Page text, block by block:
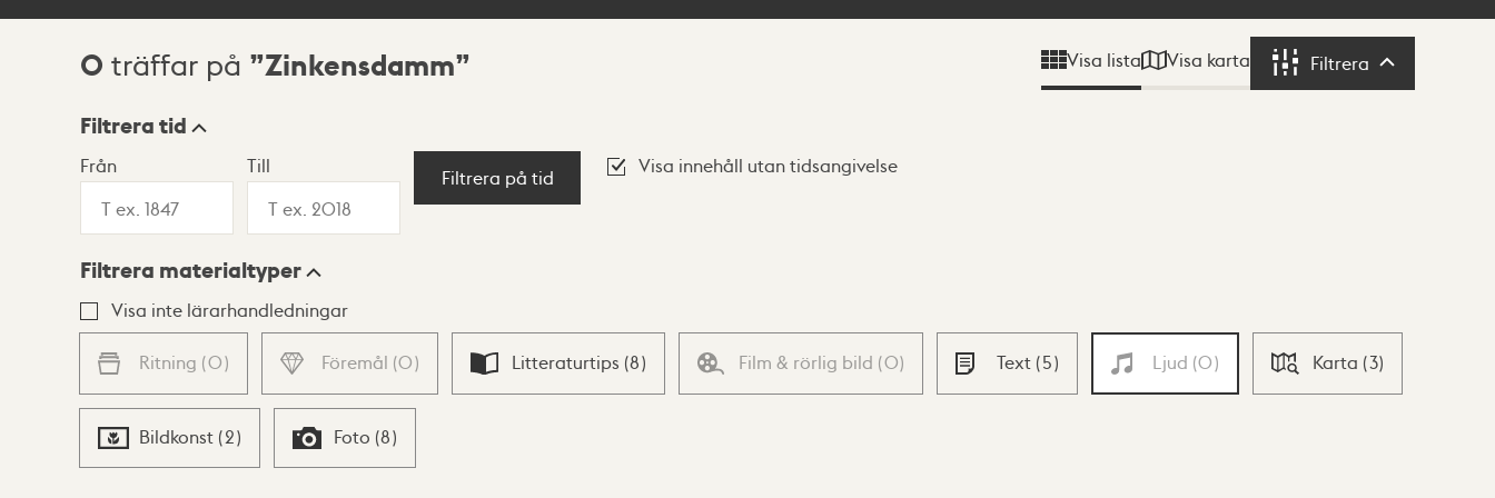
Sökresultat
0 träffar på Zinkensdamm Visa lista Visa karta Filtrera Filtrera
Visningsläge
Lista Karta
Filtrera tid
Från Till
Filtrera på tid
Visa innehåll utan tidsangivelse
Filtrera materialtyper
Visa inte lärarhandledningar
Ritning (0) Föremål (0) Litteraturtips (8) Film & rörlig bild (0) Text (5) Ljud (0) Karta (3)
Bildkonst (2) Foto (8)